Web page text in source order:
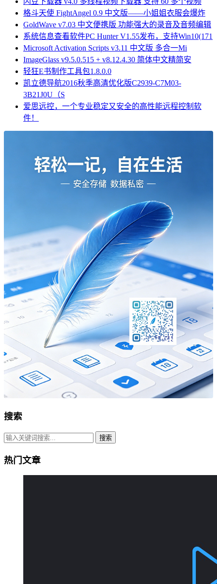
格斗天使 FightAngel 0.9 中文版——小姐姐衣服会爆炸
GoldWave v7.03 中文便携版 功能强大的录音及音频编辑
系统信息查看软件PC Hunter V1.55发布，支持Win10(171
Microsoft Activation Scripts v3.11 中文版 多合一Mi
ImageGlass v9.5.0.515 + v8.12.4.30 简体中文精简安
轻狂E书制作工具包1.8.0.0
凯立德导航2016秋季高清优化版C2939-C7M03-
3B21J0U（S
爱思远控，一个专业稳定又安全的高性能远程控制软
件！
搜索
搜索
热门文章